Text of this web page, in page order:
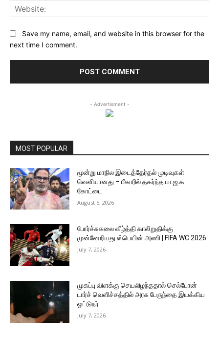
Save my name, email, and website in this browser for the
next time I comment.
- Advertisment -
MOST POPULAR
மூன்று மாநில இடைத்தேர்தல் முடிவுகள்
வெளியானது – பீகாரில் தகர்ந்த பா.ஜ.க
கோட்டை
August 5, 2026
போர்ச்சுகலை வீழ்த்தி காலிறுதிக்கு
முன்னேறியது ஸ்பெயின் அணி | FIFA WC 2026
July 7, 2026
முகப்பு விளக்கு செயலிழந்ததால் செல்போன்
டார்ச் வெளிச்சத்தில் அரசு பேருந்தை இயக்கிய
ஓட்டுநர்
July 7, 2026